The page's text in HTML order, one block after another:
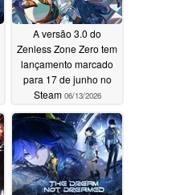
A versão 3.0 do
Zenless Zone Zero tem
lançamento marcado
para 17 de junho no
Steam 06/13/2026